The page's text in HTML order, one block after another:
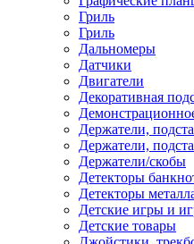
Гриль
Гриль
Дальномеры
Датчики
Двигатели
Декоративная
Держатели,
Держатели,
Держатели/скобы
Детекторы
Детекторы
Детские игры и
Детские товары